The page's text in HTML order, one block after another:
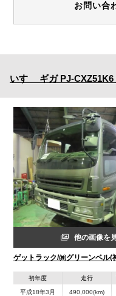
お問い合
いすゞ ギガ PJ-CXZ51K6
他の画像を
ゲットラック/㈱グリーンベル(
初年度
平成18年3月
走行
490,000(km)